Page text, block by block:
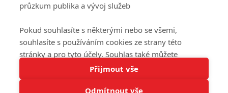
Tato stránka používá soubory cookies.
© 2016 – 2026 FandimeSerialum.cz / All rights reserved /
průzkum publika a vývoj služeb
Pokud souhlasíte s některými nebo se všemi,
souhlasíte s používáním cookies ze strany této
stránky a pro tyto účely. Souhlas také můžete
odmítnout, ale v takovém případě vám na stránce
nebudou k dispozici některé personalizované funkce.
Vaše volby souhlasu se budou vztahovat pouze na
Přijmout vše
Odmítnout vše